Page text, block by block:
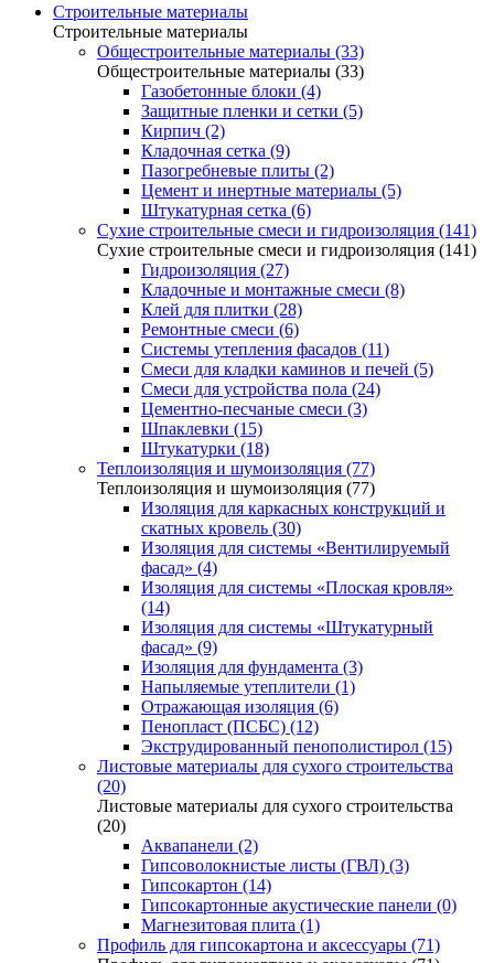
Строительные материалы
Строительные материалы
Общестроительные материалы (33)
Общестроительные материалы (33)
Газобетонные блоки (4)
Защитные пленки и сетки (5)
Кирпич (2)
Кладочная сетка (9)
Пазогребневые плиты (2)
Цемент и инертные материалы (5)
Штукатурная сетка (6)
Сухие строительные смеси и гидроизоляция (141)
Сухие строительные смеси и гидроизоляция (141)
Гидроизоляция (27)
Кладочные и монтажные смеси (8)
Клей для плитки (28)
Ремонтные смеси (6)
Системы утепления фасадов (11)
Смеси для кладки каминов и печей (5)
Смеси для устройства пола (24)
Цементно-песчаные смеси (3)
Шпаклевки (15)
Штукатурки (18)
Теплоизоляция и шумоизоляция (77)
Теплоизоляция и шумоизоляция (77)
Изоляция для каркасных конструкций и
скатных кровель (30)
Изоляция для системы «Вентилируемый
фасад» (4)
Изоляция для системы «Плоская кровля»
(14)
Изоляция для системы «Штукатурный
фасад» (9)
Изоляция для фундамента (3)
Напыляемые утеплители (1)
Отражающая изоляция (6)
Пенопласт (ПСБС) (12)
Экструдированный пенополистирол (15)
Листовые материалы для сухого строительства
(20)
Листовые материалы для сухого строительства
(20)
Аквапанели (2)
Гипсоволокнистые листы (ГВЛ) (3)
Гипсокартон (14)
Гипсокартонные акустические панели (0)
Магнезитовая плита (1)
Профиль для гипсокартона и аксессуары (71)